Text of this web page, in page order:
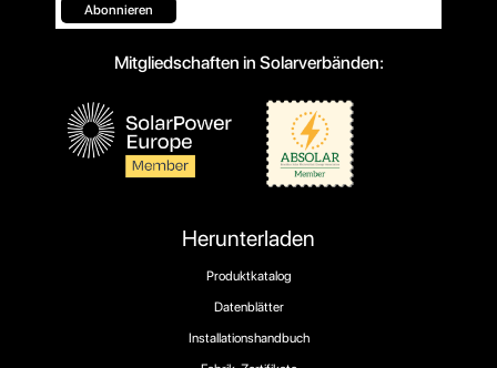
Herunterladen
Produktkatalog
Datenblätter
Installationshandbuch
Abonnieren
Mitgliedschaften in Solarverbänden: